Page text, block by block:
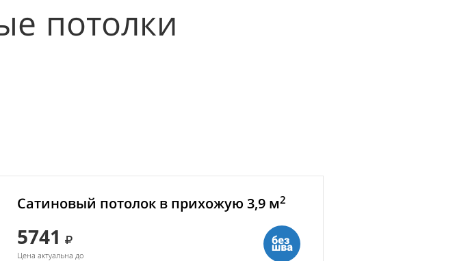
потолки
Сатиновый потолок в прихожую 3,9 м2
5741
Цена актуальна до